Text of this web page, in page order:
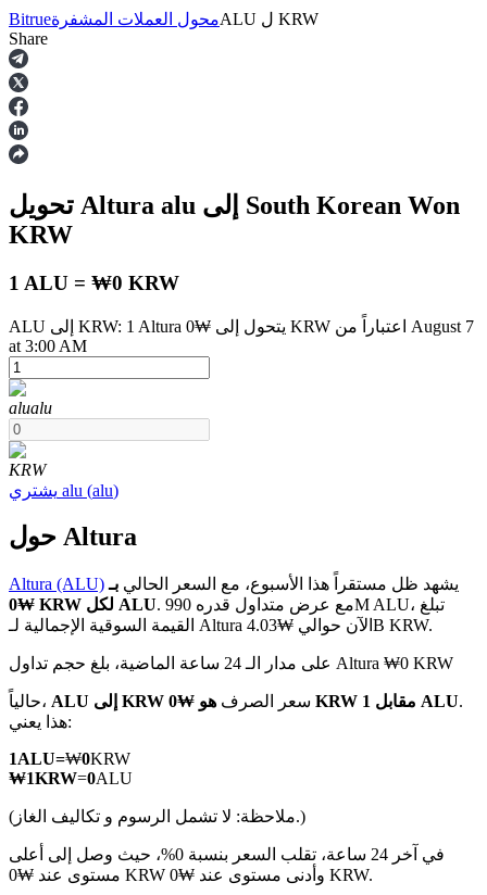
العقود الآجلة
العقود الآجلة USDT
العقود الآجلة لـ COIN-M
العقود الآجلة للعملات المشفرة
TradFi
مشتقات الأسهم والعملات الأجنبية والمعادن الثمينة والسلع
Bitrueمحول العملات المشفرةALU ل KRW
Share
تحويل Altura alu
إلى South Korean Won
KRW
1 ALU = ₩0 KRW
ALU إلى KRW: 1 Altura يتحول إلى ₩0 KRW اعتباراً من August 7
at 3:00 AM
alualu
KRW
يشتري alu (alu)
حول Altura
Altura (ALU) يشهد ظل مستقراً هذا الأسبوع، مع السعر الحالي بـ
₩0 KRW لكل ALU. مع عرض متداول قدره 990M ALU، تبلغ
القيمة السوقية الإجمالية لـ Altura الآن حوالي ₩4.03B KRW.
على مدار الـ 24 ساعة الماضية، بلغ حجم تداول Altura ₩0 KRW
حالياً، ALU إلى KRW سعر الصرف هو ₩0 KRW مقابل 1 ALU.
هذا يعني:
1ALU=₩0KRW
₩1KRW=0ALU
(ملاحظة: لا تشمل الرسوم و تكاليف الغاز.)
في آخر 24 ساعة، تقلب السعر بنسبة 0%، حيث وصل إلى أعلى
مستوى عند ₩0 KRW وأدنى مستوى عند ₩0 KRW.